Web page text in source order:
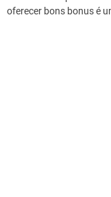
oferecer bons bonus é